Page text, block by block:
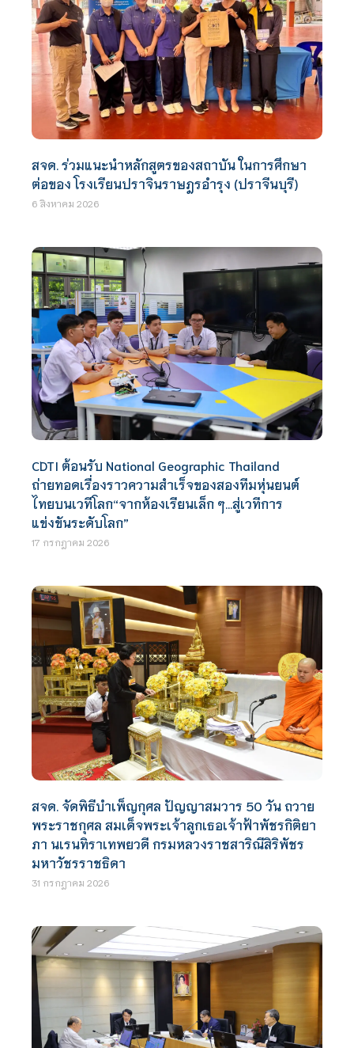
สจด. ร่วมแนะนำหลักสูตรของสถาบัน ในการศึกษา
ต่อของ โรงเรียนปราจินราษฎรอำรุง (ปราจีนบุรี)
6 สิงหาคม 2026
CDTI ต้อนรับ National Geographic Thailand
ถ่ายทอดเรื่องราวความสำเร็จของสองทีมหุ่นยนต์
ไทยบนเวทีโลก“จากห้องเรียนเล็ก ๆ…สู่เวทีการ
แข่งขันระดับโลก”
17 กรกฎาคม 2026
สจด. จัดพิธีบำเพ็ญกุศล ปัญญาสมวาร 50 วัน ถวาย
พระราชกุศล สมเด็จพระเจ้าลูกเธอเจ้าฟ้าพัชรกิติยา
ภา นเรนทิราเทพยวดี กรมหลวงราชสาริณีสิริพัชร
มหาวัชรราชธิดา
31 กรกฎาคม 2026